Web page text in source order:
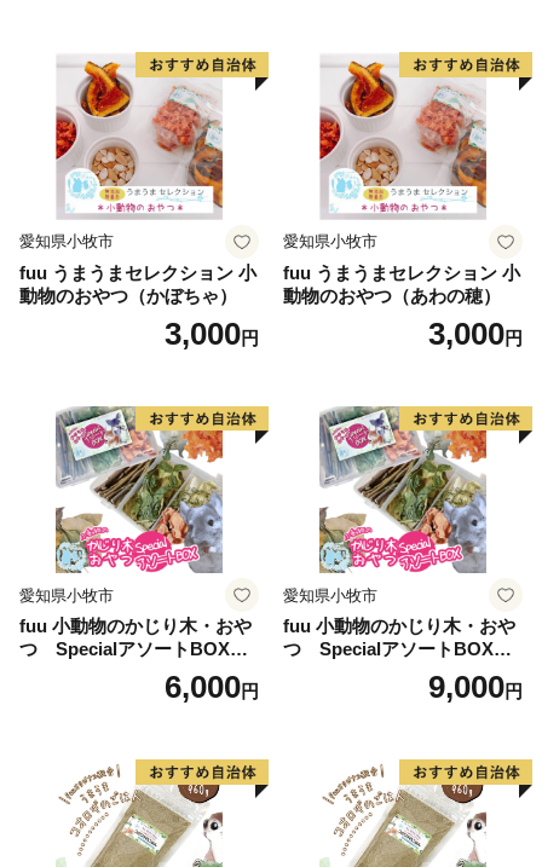
愛知県小牧市
fuu うまうまセレクション 小
動物のおやつ（かぼちゃ）
3,000円
愛知県小牧市
fuu うまうまセレクション 小
動物のおやつ（あわの穂）
3,000円
愛知県小牧市
fuu 小動物のかじり木・おや
つ SpecialアソートBOX（1
6,000円
愛知県小牧市
fuu 小動物のかじり木・おや
つ SpecialアソートBOX（2
9,000円